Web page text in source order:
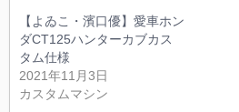
【よゐこ・濱口優】愛車ホン
ダCT125ハンターカブカス
タム仕様
2021年11月3日
カスタムマシン